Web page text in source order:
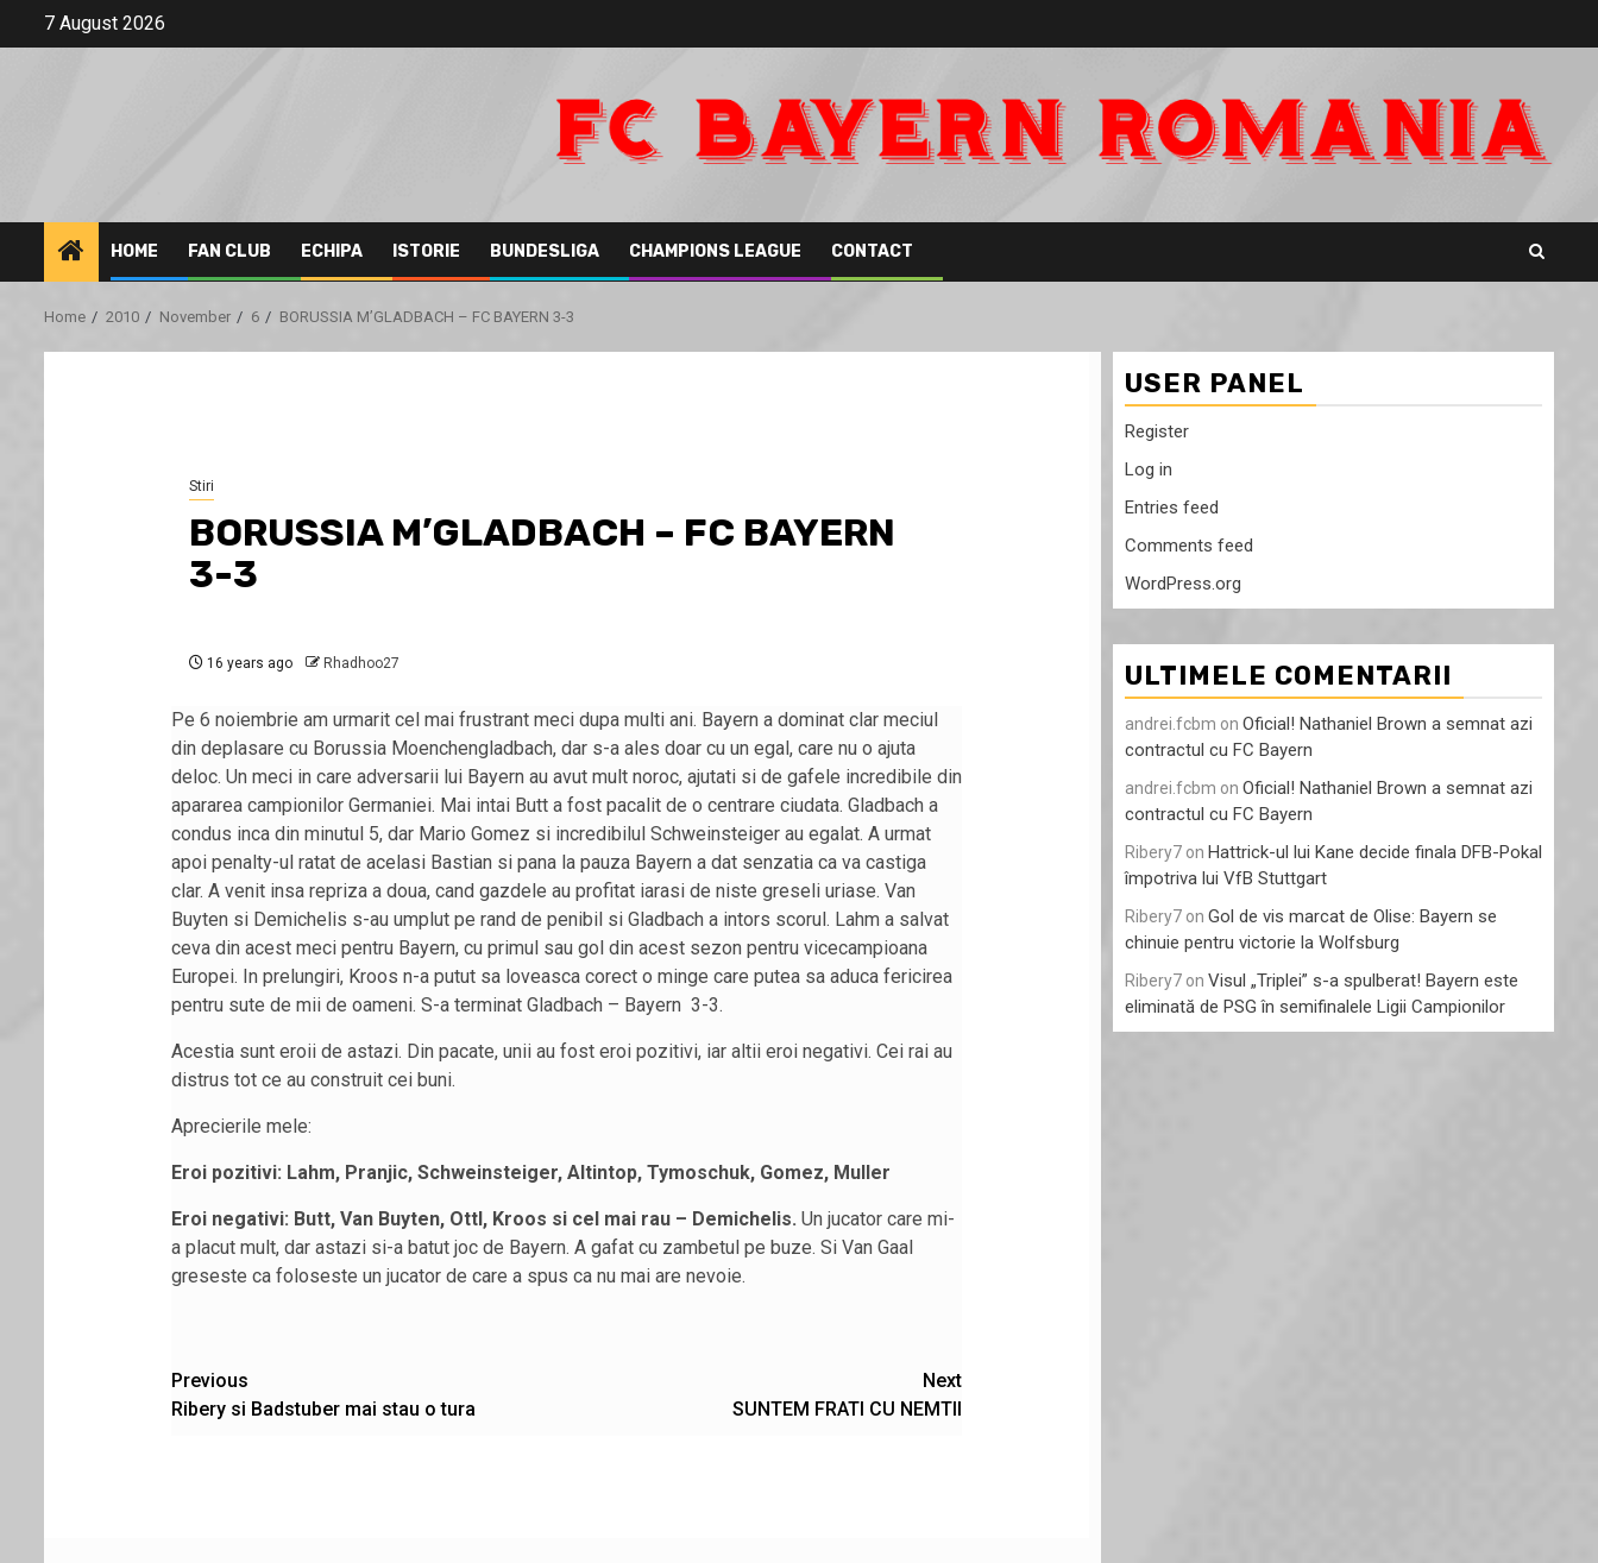
7 August 2026
HOME FAN CLUB ECHIPA ISTORIE BUNDESLIGA CHAMPIONS LEAGUE CONTACT
Home 2010 November 6 BORUSSIA M’GLADBACH – FC BAYERN 3-3
Stiri
BORUSSIA M’GLADBACH – FC BAYERN
3-3
16 years ago Rhadhoo27
Pe 6 noiembrie am urmarit cel mai frustrant meci dupa multi ani. Bayern a dominat clar meciul
din deplasare cu Borussia Moenchengladbach, dar s-a ales doar cu un egal, care nu o ajuta
deloc. Un meci in care adversarii lui Bayern au avut mult noroc, ajutati si de gafele incredibile din
apararea campionilor Germaniei. Mai intai Butt a fost pacalit de o centrare ciudata. Gladbach a
condus inca din minutul 5, dar Mario Gomez si incredibilul Schweinsteiger au egalat. A urmat
apoi penalty-ul ratat de acelasi Bastian si pana la pauza Bayern a dat senzatia ca va castiga
clar. A venit insa repriza a doua, cand gazdele au profitat iarasi de niste greseli uriase. Van
Buyten si Demichelis s-au umplut pe rand de penibil si Gladbach a intors scorul. Lahm a salvat
ceva din acest meci pentru Bayern, cu primul sau gol din acest sezon pentru vicecampioana
Europei. In prelungiri, Kroos n-a putut sa loveasca corect o minge care putea sa aduca fericirea
pentru sute de mii de oameni. S-a terminat Gladbach – Bayern 3-3.
Acestia sunt eroii de astazi. Din pacate, unii au fost eroi pozitivi, iar altii eroi negativi. Cei rai au
distrus tot ce au construit cei buni.
Aprecierile mele:
Eroi pozitivi: Lahm, Pranjic, Schweinsteiger, Altintop, Tymoschuk, Gomez, Muller
Eroi negativi: Butt, Van Buyten, Ottl, Kroos si cel mai rau – Demichelis. Un jucator care mi-
a placut mult, dar astazi si-a batut joc de Bayern. A gafat cu zambetul pe buze. Si Van Gaal
greseste ca foloseste un jucator de care a spus ca nu mai are nevoie.
Post
navigation
Previous
Ribery si Badstuber mai stau o tura
Next
SUNTEM FRATI CU NEMTII
USER PANEL
Register
Log in
Entries feed
Comments feed
WordPress.org
ULTIMELE COMENTARII
andrei.fcbm on Oficial! Nathaniel Brown a semnat azi
contractul cu FC Bayern
andrei.fcbm on Oficial! Nathaniel Brown a semnat azi
contractul cu FC Bayern
Ribery7 on Hattrick-ul lui Kane decide finala DFB-Pokal
împotriva lui VfB Stuttgart
Ribery7 on Gol de vis marcat de Olise: Bayern se
chinuie pentru victorie la Wolfsburg
Ribery7 on Visul „Triplei” s-a spulberat! Bayern este
eliminată de PSG în semifinalele Ligii Campionilor